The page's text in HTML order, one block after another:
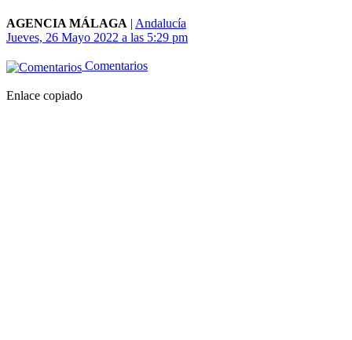
AGENCIA MÁLAGA | Andalucía
Jueves, 26 Mayo 2022 a las 5:29 pm
Comentarios
Enlace copiado